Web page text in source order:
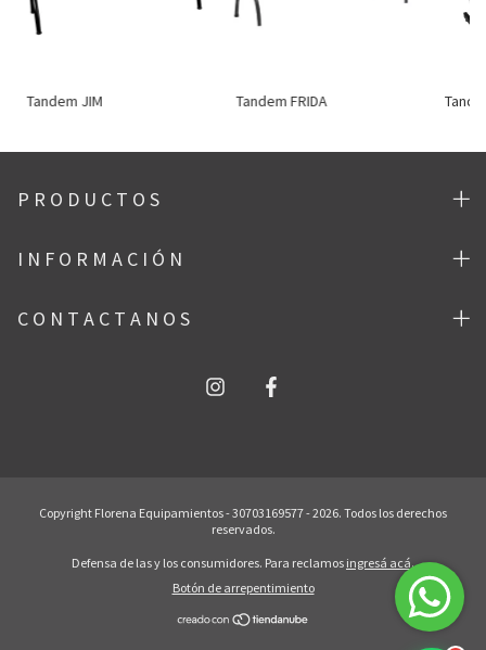
Tandem JIM Tandem FRIDA
P R O D U C T O S
I N F O R M A C I Ó N
C O N T A C T A N O S
Copyright Florena Equipamientos - 30703169577 - 2026. Todos los derechos
reservados.
Defensa de las y los consumidores. Para reclamos ingresá acá.
Botón de arrepentimiento